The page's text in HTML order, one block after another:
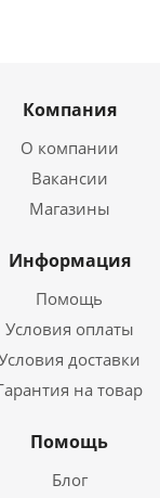
Компания
О компании
Вакансии
Магазины
Информация
Помощь
Условия оплаты
доставки
на товар
Помощь
Блог